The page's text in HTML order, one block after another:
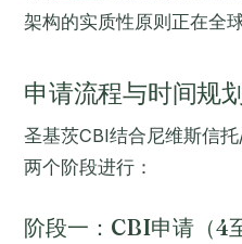
架构的实质性原则正在全
申请流程与时间规划
圣基茨CBI结合尼维斯信
两个阶段进行：
阶段一：CBI申请（4